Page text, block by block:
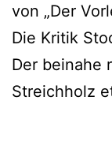
von „Der
Die Kritik
Der beinahe
Streichholz